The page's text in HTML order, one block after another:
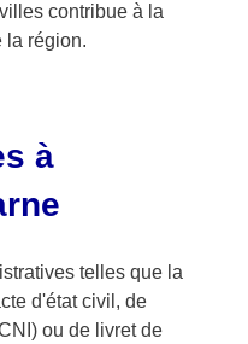
contribue à la
la région.
à
telles que la
d'état civil, de
ou de livret de